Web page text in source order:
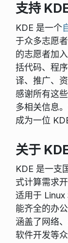
支持
KDE 是一个
于众多志愿
的志愿者加
括代码、程
译、推广、
感谢所有这
多相关信息
成为一位
关于
KDE 是一支
式计算需求
适用于
能齐全的办
涵盖了网络
软件开发等